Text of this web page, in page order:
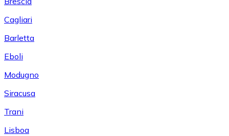
Cagliari
Barletta
Eboli
Modugno
Siracusa
Trani
Lisboa